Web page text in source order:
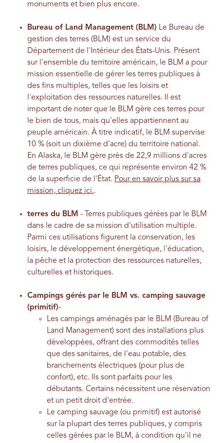
monuments et bien plus encore.
Bureau of Land Management (BLM) Le Bureau de
gestion des terres (BLM) est un service du
Département de l'Intérieur des États-Unis. Présent
sur l'ensemble du territoire américain, le BLM a pour
mission essentielle de gérer les terres publiques à
des fins multiples, telles que les loisirs et
l'exploitation des ressources naturelles. Il est
important de noter que le BLM gère ces terres pour
le bien de tous, mais qu'elles appartiennent au
peuple américain. À titre indicatif, le BLM supervise
10 % (soit un dixième d'acre) du territoire national.
En Alaska, le BLM gère près de 22,9 millions d'acres
de terres publiques, ce qui représente environ 42 %
de la superficie de l'État. Pour en savoir plus sur sa
mission, cliquez ici..
terres du BLM - Terres publiques gérées par le BLM
dans le cadre de sa mission d'utilisation multiple.
Parmi ces utilisations figurent la conservation, les
loisirs, le développement énergétique, l'éducation,
la pêche et la protection des ressources naturelles,
culturelles et historiques.
Campings gérés par le BLM vs. camping sauvage
(primitif)-
Les campings aménagés par le BLM (Bureau of
Land Management) sont des installations plus
développées, offrant des commodités telles
que des sanitaires, de l'eau potable, des
branchements électriques (pour plus de
confort), etc. Ils sont parfaits pour les
débutants. Certains nécessitent une réservation
et un petit droit d'entrée.
Le camping sauvage (ou primitif) est autorisé
sur la plupart des terres publiques, y compris
celles gérées par le BLM, à condition qu'il ne